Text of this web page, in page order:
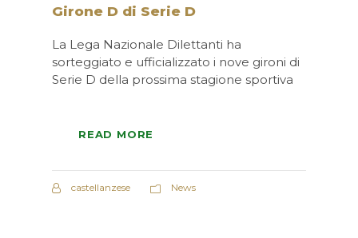
Girone D di Serie D
La Lega Nazionale Dilettanti ha
sorteggiato e ufficializzato i nove gironi di
Serie D della prossima stagione sportiva
READ MORE
castellanzese News